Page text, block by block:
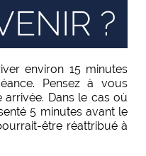
?
environ 15 minutes
Pensez à vous
arrivée. Dans le cas où
5 minutes avant le
être réattribué à